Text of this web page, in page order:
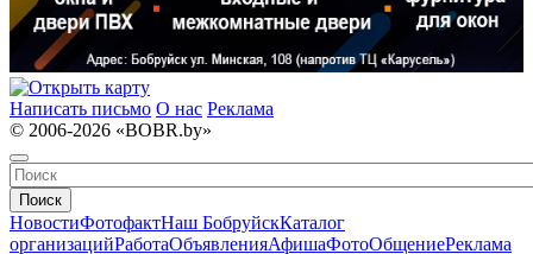
Написать письмо О нас Реклама
© 2006-2026 «BOBR.by»
Поиск
НовостиФотофактНаш БобруйскКаталог
организацийРаботаОбъявленияАфишаФотоОбщениеРеклама